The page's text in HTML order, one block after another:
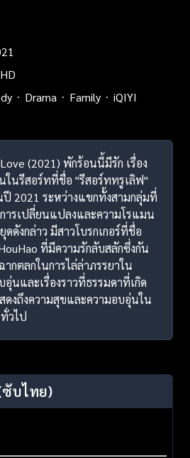
Drama Family
iQIYI
(2021) พักร้อนนี้มีรัก เรื่อง
ในรีสอร์ทที่ชื่อ "รีสอร์ททรูเลิฟ"
2021 ระหว่างแขกทั้งสามกลุ่มที่
รเปลี่ยนแปลงและความโรแมน
ดังกล่าว มีสาวโบรกเกอร์ที่ชื่อ
ที่มีความรักลับสลักซึ่งกัน
กตลกในการไล่ล่าภรรยาใน
อุ่นและเรื่องราวที่ธรรมดาที่เกิด
งถึงความสุขและความอบอุ่นใน
วไป
ซับไทย)